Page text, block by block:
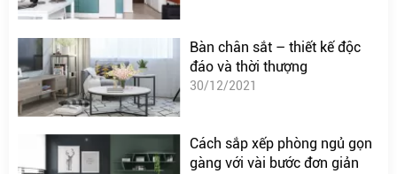
Bàn chân sắt – thiết kế độc
đáo và thời thượng
30/12/2021
Cách sắp xếp phòng ngủ gọn
gàng với vài bước đơn giản